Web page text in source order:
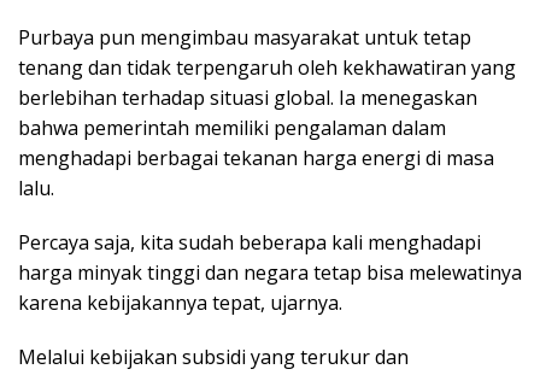
Purbaya pun mengimbau masyarakat untuk tetap
tenang dan tidak terpengaruh oleh kekhawatiran yang
berlebihan terhadap situasi global. Ia menegaskan
bahwa pemerintah memiliki pengalaman dalam
menghadapi berbagai tekanan harga energi di masa
lalu.
Percaya saja, kita sudah beberapa kali menghadapi
harga minyak tinggi dan negara tetap bisa melewatinya
karena kebijakannya tepat, ujarnya.
Melalui kebijakan subsidi yang terukur dan